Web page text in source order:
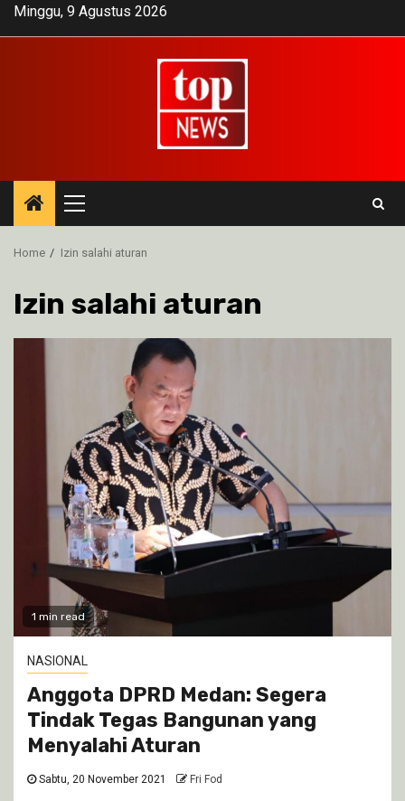
SkipMinggu, 9 Agustus 2026
Primary
Menu
Home Izin salahi aturan
Izin salahi aturan
1 min read
NASIONAL
Anggota DPRD Medan: Segera
Tindak Tegas Bangunan yang
Menyalahi Aturan
Sabtu, 20 November 2021 Fri Fod